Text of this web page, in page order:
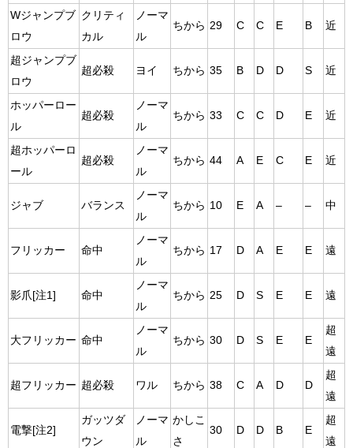
Wジャンプブ
ロウ
クリティ
カル
ノーマ
ル
ちから 29 C C E B 近
超ジャンプブ
ロウ
超必殺 ヨイ ちから 35 B D D S 近
ホッパーロー
ル
超必殺
ノーマ
ル
ちから 33 C C D E 近
超ホッパーロ
ール
超必殺
ノーマ
ル
ちから 44 A E C E 近
ジャブ バランス
ノーマ
ル
ちから 10 E A – – 中
フリッカー 命中
ノーマ
ル
ちから 17 D A E E 遠
影爪[注1] 命中
ノーマ
ル
ちから 25 D S E E 遠
大フリッカー 命中
ノーマ
ル
ちから 30 D S E E
超
遠
超フリッカー 超必殺 ワル ちから 38 C A D D
超
遠
電撃[注2]
ガッツダ
ウン
ノーマ
ル
かしこ
さ
30 D D B E
超
遠